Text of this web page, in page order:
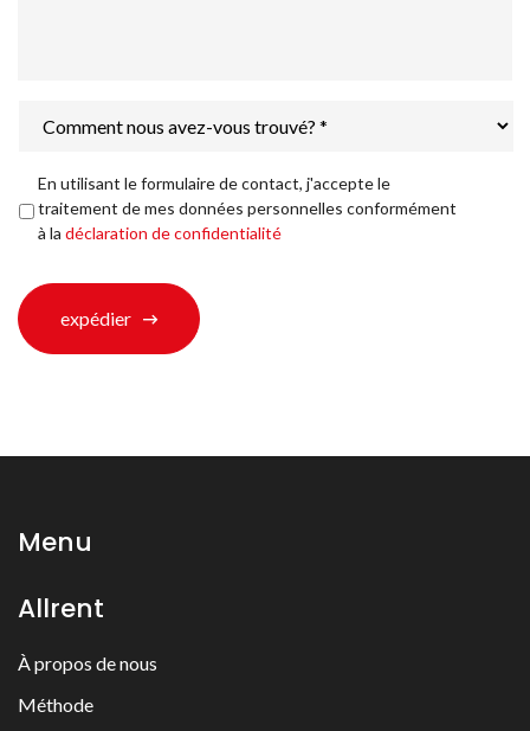
nous
vous
trouvé?
*
Déclaration
de
confidentialité
En utilisant le formulaire de contact, j'accepte le
traitement de mes données personnelles conformément
à la déclaration de confidentialité
expédier
Menu
Allrent
À propos de nous
Méthode